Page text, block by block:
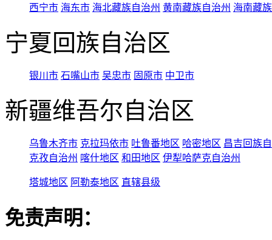
西宁市 海东市 海北藏族自治州 黄南藏族自治州 海南藏
宁夏回族自治区
银川市 石嘴山市 吴忠市 固原市 中卫市
新疆维吾尔自治区
乌鲁木齐市 克拉玛依市 吐鲁番地区 哈密地区 昌吉回族
克孜自治州 喀什地区 和田地区 伊犁哈萨克自治州
塔城地区 阿勒泰地区 直辖县级
免责声明：